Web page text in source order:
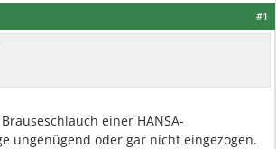
#1
einer HANSA-
ungenügend oder gar nicht eingezogen.